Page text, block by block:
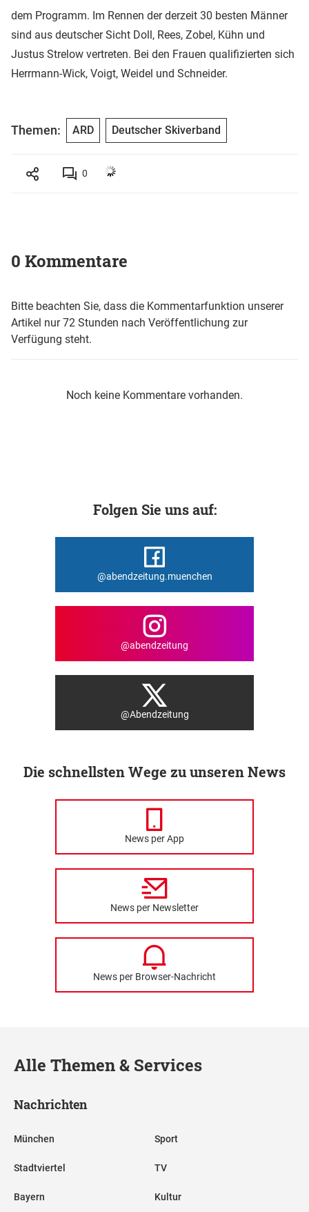
dem Programm. Im Rennen der derzeit 30 besten Männer
sind aus deutscher Sicht Doll, Rees, Zobel, Kühn und
Justus Strelow vertreten. Bei den Frauen qualifizierten sich
Herrmann-Wick, Voigt, Weidel und Schneider.
Themen: ARD Deutscher Skiverband
0
0 Kommentare
Bitte beachten Sie, dass die Kommentarfunktion unserer
Artikel nur 72 Stunden nach Veröffentlichung zur
Verfügung steht.
Noch keine Kommentare vorhanden.
Folgen Sie uns auf:
@abendzeitung.muenchen
@abendzeitung
@Abendzeitung
Die schnellsten Wege zu unseren News
News per App
News per Newsletter
News per Browser-Nachricht
Alle Themen & Services
Nachrichten
München
Stadtviertel
Bayern
Sport
TV
Kultur